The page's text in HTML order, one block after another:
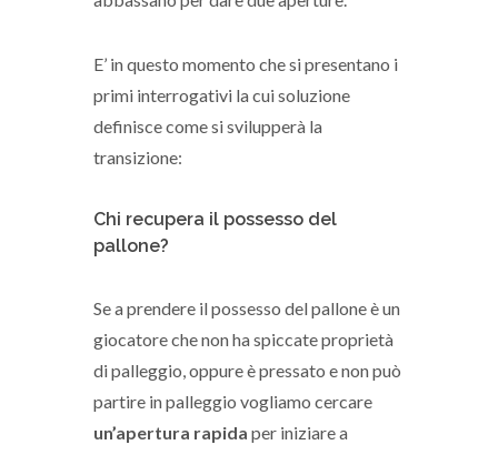
E’ in questo momento che si presentano i
primi interrogativi la cui soluzione
definisce come si svilupperà la
transizione:
Chi recupera il possesso del
pallone?
Se a prendere il possesso del pallone è un
giocatore che non ha spiccate proprietà
di palleggio, oppure è pressato e non può
partire in palleggio vogliamo cercare
un’apertura rapida per iniziare a